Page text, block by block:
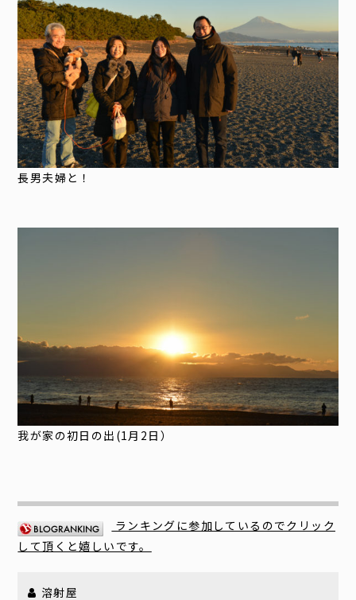
長男夫婦と！
我が家の初日の出(1月2日）
ランキングに参加しているのでクリック
して頂くと嬉しいです。
溶射屋